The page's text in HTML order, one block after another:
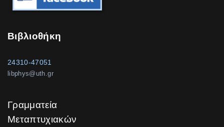
Βιβλιοθήκη
24310-47051
libphys@uth.gr
Γραμματεία
Μεταπτυχιακών